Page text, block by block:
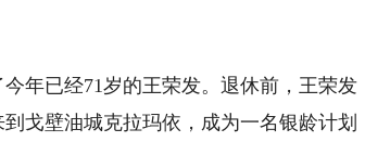
年已经71岁的王荣发。退休前，王荣发
戈壁油城克拉玛依，成为一名银龄计划